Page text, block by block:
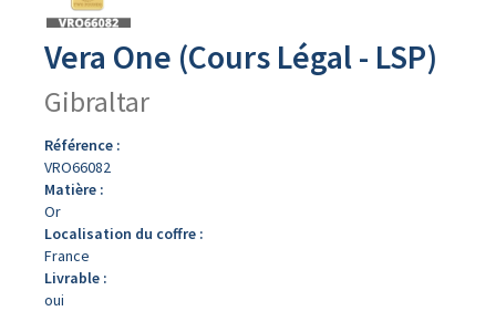
Vera One (Cours Légal - LSP)
Gibraltar
Référence :
VRO66082
Matière :
Or
Localisation du coffre :
France
Livrable :
oui